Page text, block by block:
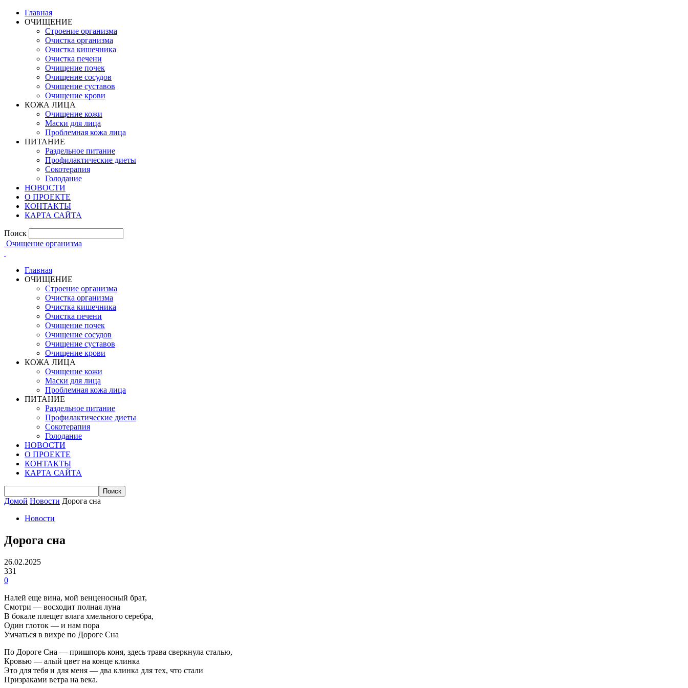
Главная
ОЧИЩЕНИЕ
Строение организма
Очистка организма
Очистка кишечника
Очистка печени
Очищение почек
Очищение сосудов
Очищение суставов
Очищение крови
КОЖА ЛИЦА
Очищение кожи
Маски для лица
Проблемная кожа лица
ПИТАНИЕ
Раздельное питание
Профилактические диеты
Сокотерапия
Голодание
НОВОСТИ
О ПРОЕКТЕ
КОНТАКТЫ
КАРТА САЙТА
Поиск
Очищение организма
Главная
ОЧИЩЕНИЕ
Строение организма
Очистка организма
Очистка кишечника
Очистка печени
Очищение почек
Очищение сосудов
Очищение суставов
Очищение крови
КОЖА ЛИЦА
Очищение кожи
Маски для лица
Проблемная кожа лица
ПИТАНИЕ
Раздельное питание
Профилактические диеты
Сокотерапия
Голодание
НОВОСТИ
О ПРОЕКТЕ
КОНТАКТЫ
КАРТА САЙТА
Домой Новости Дорога сна
Новости
Дорога сна
26.02.2025
331
0
Налей еще вина, мой венценосный брат,
Смотри — восходит полная луна
В бокале плещет влага хмельного серебра,
Один глоток — и нам пора
Умчаться в вихре по Дороге Сна
По Дороге Сна — пришпорь коня, здесь трава сверкнула сталью,
Кровью — алый цвет на конце клинка
Это для тебя и для меня — два клинка для тех, что стали
Призраками ветра на века.